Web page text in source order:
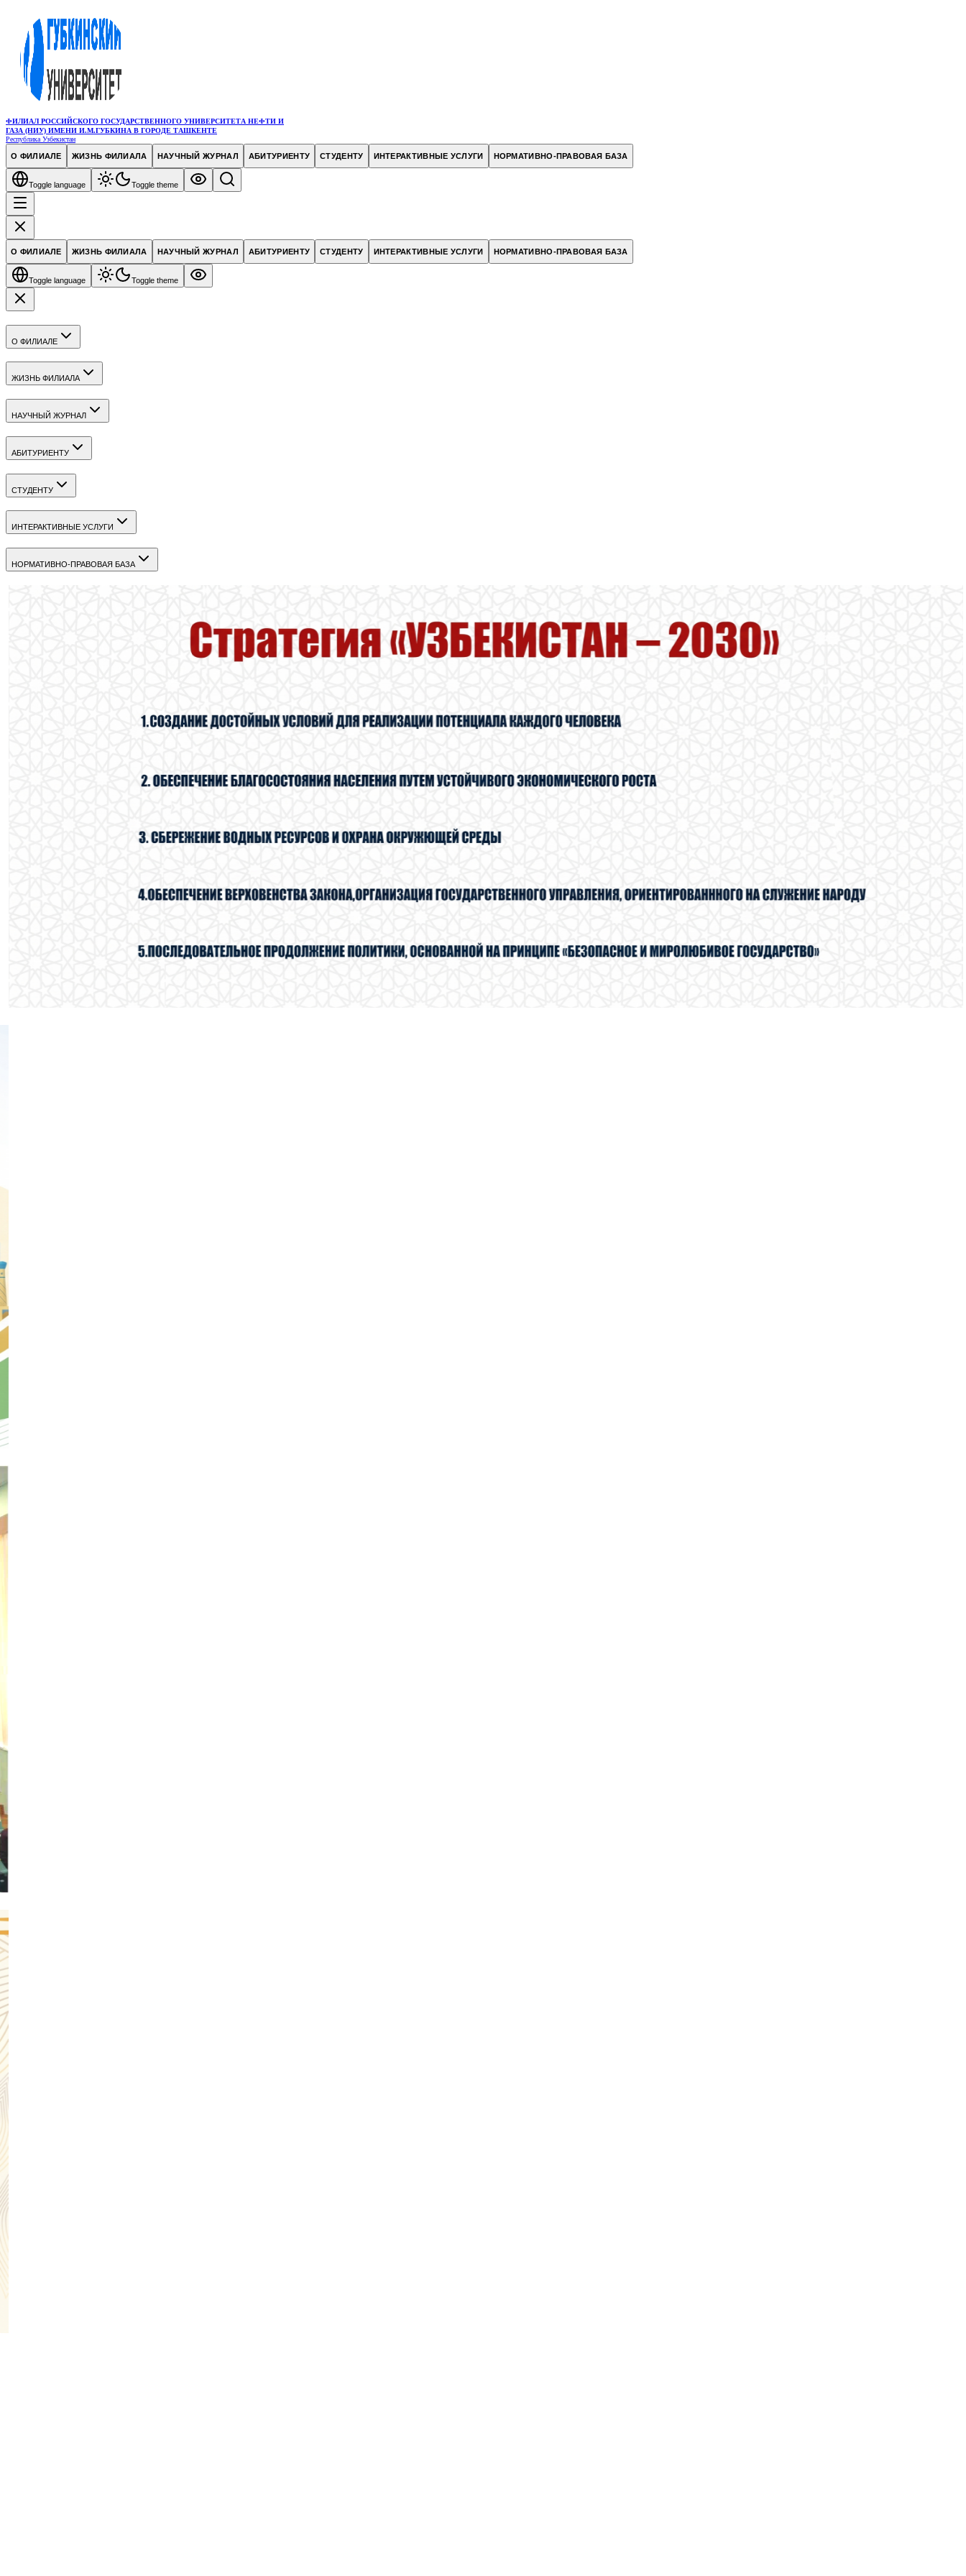
ФИЛИАЛ РОССИЙСКОГО ГОСУДАРСТВЕННОГО УНИВЕРСИТЕТА НЕФТИ И
ГАЗА (НИУ) ИМЕНИ И.М.ГУБКИНА В ГОРОДЕ ТАШКЕНТЕ
Республика Узбекистан
О ФИЛИАЛЕ ЖИЗНЬ ФИЛИАЛА НАУЧНЫЙ ЖУРНАЛ АБИТУРИЕНТУ СТУДЕНТУ ИНТЕРАКТИВНЫЕ УСЛУГИ НОРМАТИВНО-ПРАВОВАЯ БАЗА
Toggle language Toggle theme
О ФИЛИАЛЕ ЖИЗНЬ ФИЛИАЛА НАУЧНЫЙ ЖУРНАЛ АБИТУРИЕНТУ СТУДЕНТУ ИНТЕРАКТИВНЫЕ УСЛУГИ НОРМАТИВНО-ПРАВОВАЯ БАЗА
Toggle language Toggle theme
О ФИЛИАЛЕ
ЖИЗНЬ ФИЛИАЛА
НАУЧНЫЙ ЖУРНАЛ
АБИТУРИЕНТУ
СТУДЕНТУ
ИНТЕРАКТИВНЫЕ УСЛУГИ
НОРМАТИВНО-ПРАВОВАЯ БАЗА